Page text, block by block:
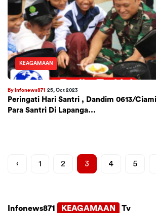
KEAGAMAAN
By Infonews871 25, Oct 2023
Peringati Hari Santri , Dandim 0613/
Para Santri Di Lapanga...
‹ 1 2 3 4 5
Infonews871 KEAGAMAAN Tv